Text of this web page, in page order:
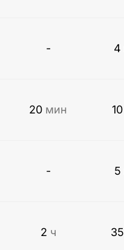
- 4
20 мин 10
- 5
2 ч 35